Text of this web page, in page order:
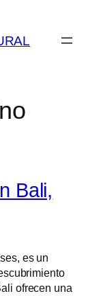
Bali,
es un
ofrecen una